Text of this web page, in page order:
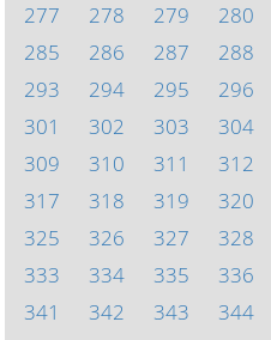
277
278 279 280
285
286 287 288
293
294 295 296
301
302 303 304
309
310 311 312
317
318 319 320
325
326 327 328
333
334 335 336
341
342 343 344